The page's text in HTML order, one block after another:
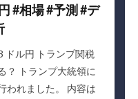
#相場 #予測 #デ
ドル円 トランプ関税
？ トランプ大統領に
われました。 内容は